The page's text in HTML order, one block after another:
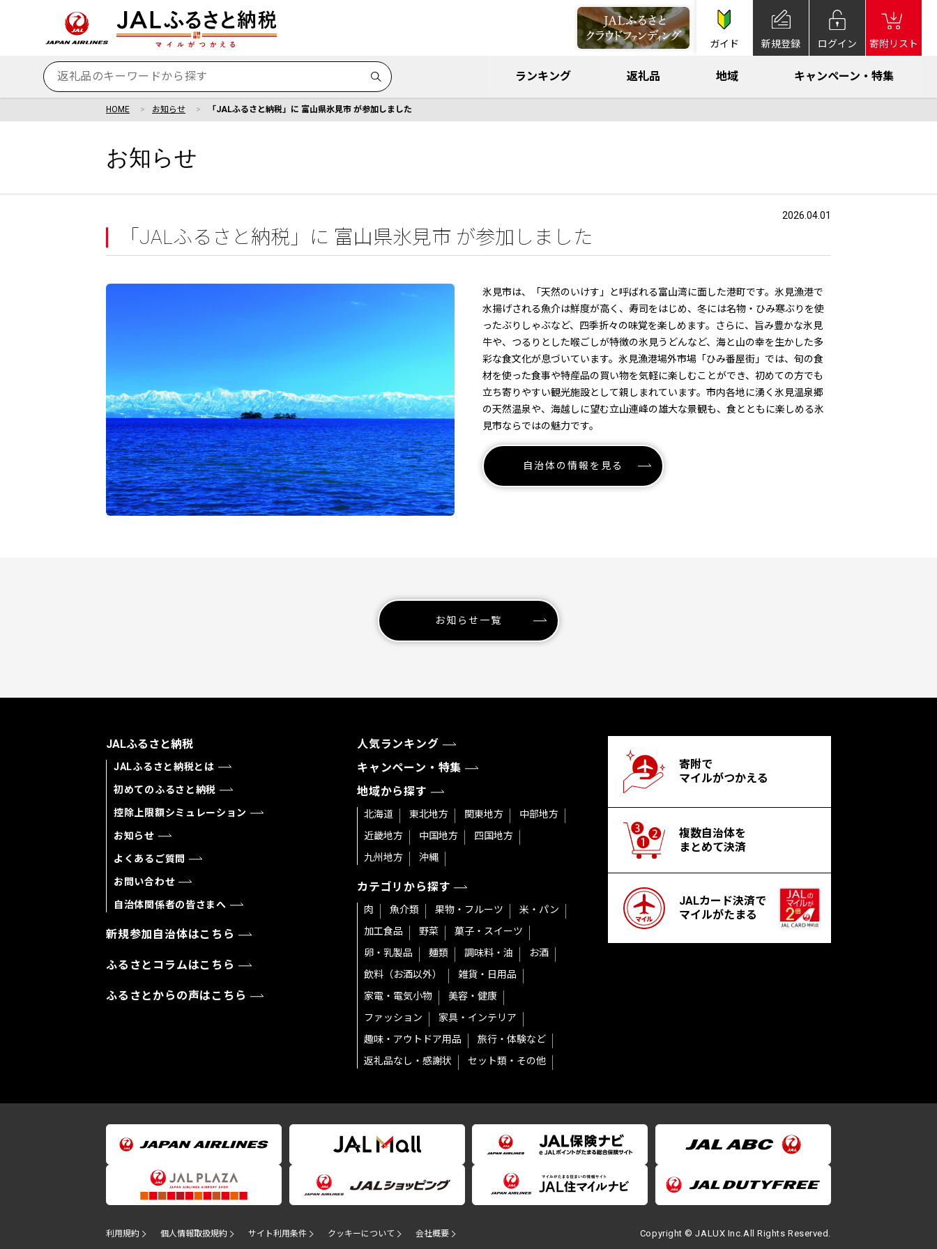
ガイド 新規登録 ログイン 寄附リスト
ランキング 返礼品 地域 キャンペーン・特集
HOME お知らせ 「JALふるさと納税」に 富山県氷見市 が参加しました
お知らせ
2026.04.01
「JALふるさと納税」に 富山県氷見市 が参加しました
氷見市は、「天然のいけす」と呼ばれる富山湾に面した港町です。氷見漁港で
水揚げされる魚介は鮮度が高く、寿司をはじめ、冬には名物・ひみ寒ぶりを使
ったぶりしゃぶなど、四季折々の味覚を楽しめます。さらに、旨み豊かな氷見
牛や、つるりとした喉ごしが特徴の氷見うどんなど、海と山の幸を生かした多
彩な食文化が息づいています。氷見漁港場外市場「ひみ番屋街」では、旬の食
材を使った食事や特産品の買い物を気軽に楽しむことができ、初めての方でも
立ち寄りやすい観光施設として親しまれています。市内各地に湧く氷見温泉郷
の天然温泉や、海越しに望む立山連峰の雄大な景観も、食とともに楽しめる氷
見市ならではの魅力です。
自治体の情報を見る
お知らせ一覧
JALふるさと納税
JALふるさと納税とは
初めてのふるさと納税
控除上限額シミュレーション
お知らせ
よくあるご質問
お問い合わせ
自治体関係者の皆さまへ
新規参加自治体はこちら
ふるさとコラムはこちら
ふるさとからの声はこちら
人気ランキング
キャンペーン・特集
地域から探す
北海道 東北地方 関東地方
中部地方
近畿地方
中国地方
四国地方
九州地方
沖縄
カテゴリから探す
肉 魚介類 果物・フルーツ
米・パン
加工食品
野菜
菓子・スイーツ
卵・乳製品
麺類 調味料・油
お酒
飲料（お酒以外）
雑貨・日用品
家電・電気小物
美容・健康
ファッション
家具・インテリア
趣味・アウトドア用品
旅行・体験など
返礼品なし・感謝状
セット類・その他
寄附で
マイルがつかえる
複数自治体を
まとめて決済
JALカード決済で
マイルがたまる
利用規約 個人情報取扱規約 サイト利用条件 クッキーについて 会社概要 Copyright © JALUX Inc.All Rights Reserved.